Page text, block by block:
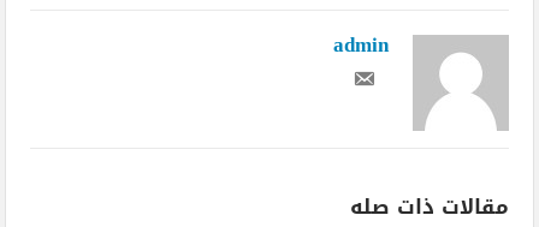
admin
مقالات ذات صله